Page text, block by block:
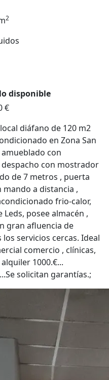
2
disponible
€
diáfano de 120 m2
en Zona San
con
con mostrador
de 7 metros , puerta
a distancia ,
frio-calor,
posee almacén ,
gran afluencia de
servicios cercas. Ideal
comercio , clínicas,
1000.€...
solicitan garantías.;